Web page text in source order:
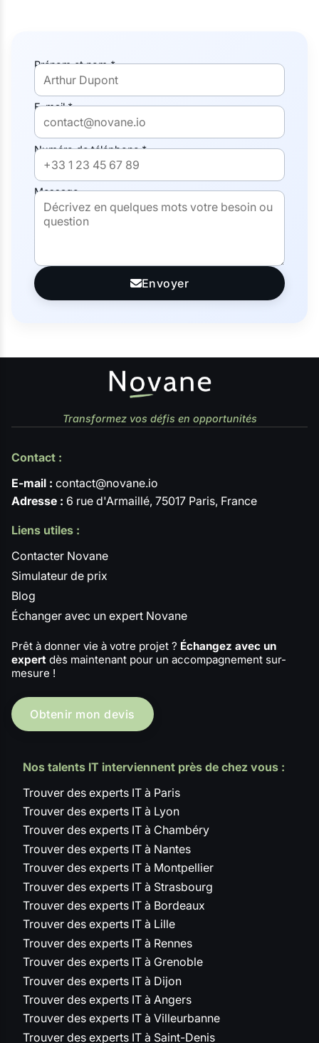
Prénom et nom *
E-mail *
Numéro de téléphone *
Message
Envoyer
Transformez vos défis en opportunités
Contact :
E-mail : contact@novane.io
Adresse : 6 rue d'Armaillé, 75017 Paris, France
Liens utiles :
Contacter Novane
Simulateur de prix
Blog
Échanger avec un expert Novane
Prêt à donner vie à votre projet ? Échangez avec un
expert dès maintenant pour un accompagnement sur-
mesure !
Obtenir mon devis
Nos talents IT interviennent près de chez vous :
Trouver des experts IT à Paris
Trouver des experts IT à Lyon
Trouver des experts IT à Chambéry
Trouver des experts IT à Nantes
Trouver des experts IT à Montpellier
Trouver des experts IT à Strasbourg
Trouver des experts IT à Bordeaux
Trouver des experts IT à Lille
Trouver des experts IT à Rennes
Trouver des experts IT à Grenoble
Trouver des experts IT à Dijon
Trouver des experts IT à Angers
Trouver des experts IT à Villeurbanne
Trouver des experts IT à Saint-Denis